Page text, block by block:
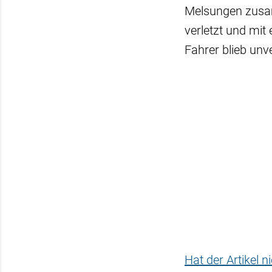
Melsungen
verletzt und mit
Fahrer blieb
Hat der Artikel